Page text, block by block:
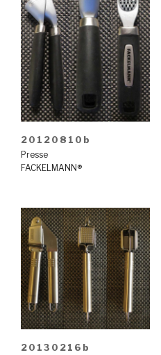
20120810b
Presse
FACKELMANN®
20130216b